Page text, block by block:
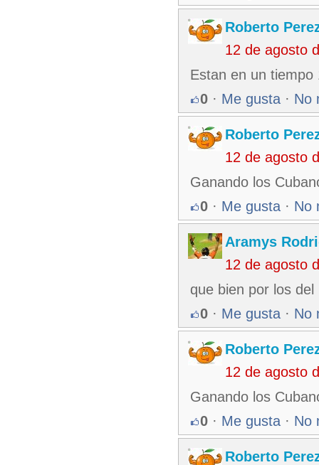
Roberto
12 de agosto
Estan en un tiempo
0 · Me gusta · No
Roberto
12 de agosto
Ganando los
0 · Me gusta · No
Aramys
12 de agosto
que bien por los del
0 · Me gusta · No
Roberto
12 de agosto
Ganando los
0 · Me gusta · No
Roberto